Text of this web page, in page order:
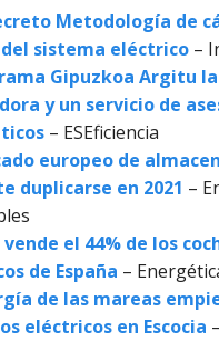
Metodología de
sistema eléctrico –
Gipuzkoa Argitu
y un servicio de
– ESEficiencia
europeo de
duplicarse en 2021 –
el 44% de los
de España –
de las mareas
eléctricos en Escocia